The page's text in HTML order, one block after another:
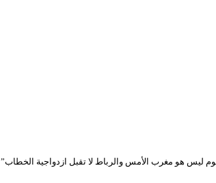
ليس هو مغرب الأمس والرباط لا تقبل ازدواجية الخطاب”